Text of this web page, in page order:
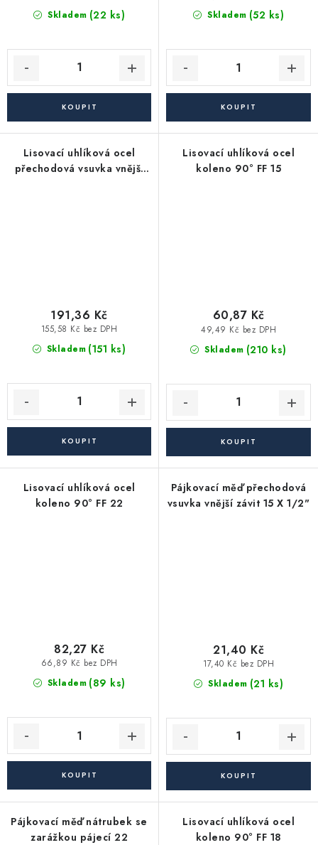
Skladem (22 ks) Skladem (52 ks)
Lisovací uhlíková ocel
přechodová vsuvka vnější
Skladem (151 ks)
155,58 Kč bez DPH
191,36 Kč
Lisovací uhlíková ocel
koleno 90° FF 15
Skladem (210 ks)
49,49 Kč bez DPH
60,87 Kč
Lisovací uhlíková ocel
koleno 90° FF 22
Skladem (89 ks)
66,89 Kč bez DPH
82,27 Kč
Pájkovací měď přechodová
vsuvka vnější závit 15 X 1/2"
Skladem (21 ks)
17,40 Kč bez DPH
21,40 Kč
Pájkovací měď nátrubek se
zarážkou pájecí 22
Lisovací uhlíková ocel
koleno 90° FF 18